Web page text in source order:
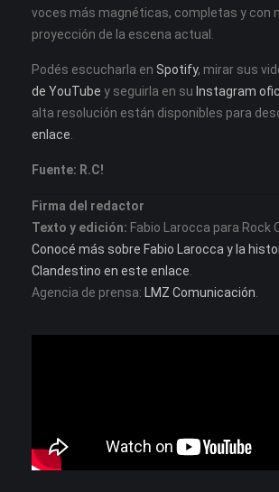
voces más magnéticas, completas y con
proyección de la escena actual.
Podés escucharla en Spotify, mirar sus
de YouTube y seguirla en su Instagram
alta resolución están disponibles para
enlace
Fuente: R.C!
Firma del redactor
Texto y edición: Fabio Larocca para Rock
Conocé más sobre Fabio Larocca y la
Clandestino en este enlace
Agencia de prensa: LMZ Comunicación